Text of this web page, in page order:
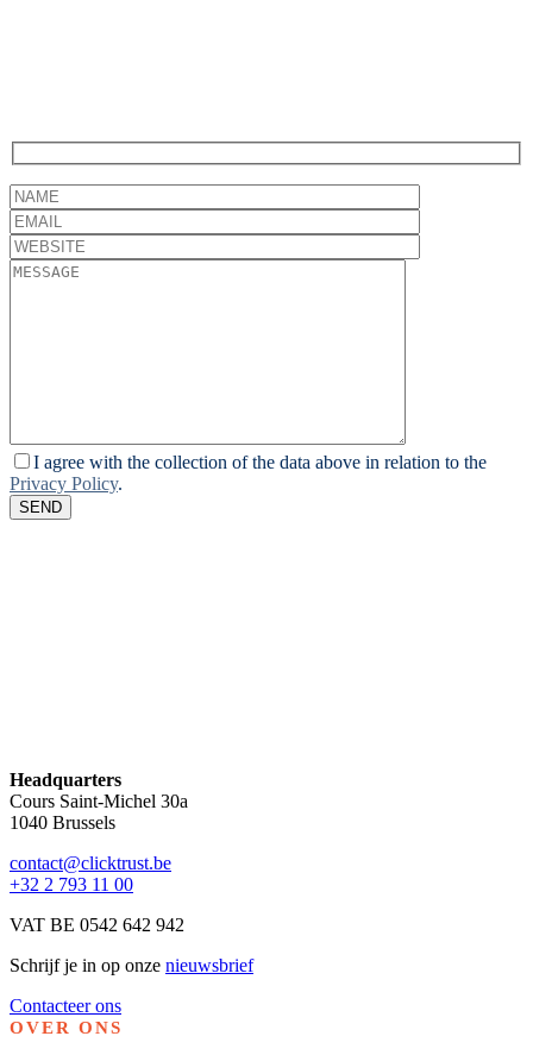
I agree with the collection of the data above in relation to the
Privacy Policy.
Headquarters
Cours Saint-Michel 30a
1040 Brussels
contact@clicktrust.be
+32 2 793 11 00
VAT BE 0542 642 942
Schrijf je in op onze nieuwsbrief
Contacteer ons
OVER ONS